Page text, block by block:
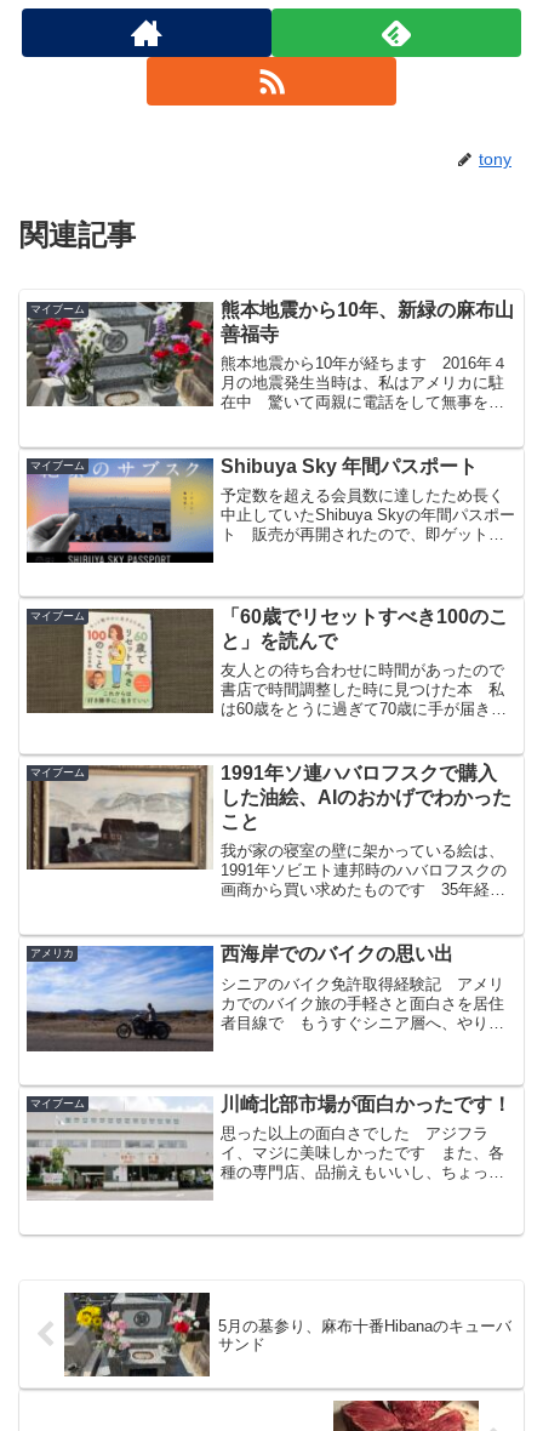
tony
関連記事
マイブーム
熊本地震から10年、新緑の麻布山
善福寺
熊本地震から10年が経ちます 2016年４
月の地震発生当時は、私はアメリカに駐
在中 驚いて両親に電話をして無事を確
と同じように新緑に包まれています
マイブーム Shibuya Sky 年間パスポート
予定数を超える会員数に達したため長く
中止していたShibuya Skyの年間パスポー
ト 販売が再開されたので、即ゲットし
マイブーム
「60歳でリセットすべき100のこ
と」を読んで
友人との待ち合わせに時間があったので
書店で時間調整した時に見つけた本 私
は60歳をとうに過ぎて70歳に手が届きそ
合わせ的な部分が面白く、買いました
マイブーム
1991年ソ連ハバロフスクで購入
した油絵、AIのおかげでわかった
こと
我が家の寝室の壁に架かっている絵は、
1991年ソビエト連邦時のハバロフスクの
画商から買い求めたものです 35年経っ
なので、安堵するとともにとても嬉しく
なりました
アメリカ 西海岸でのバイクの思い出
シニアのバイク免許取得経験記 アメリ
カでのバイク旅の手軽さと面白さを居住
者目線で もうすぐシニア層へ、やりた
マイブーム 川崎北部市場が面白かったです！
思った以上の面白さでした アジフラ
イ、マジに美味しかったです また、各
種の専門店、品揃えもいいし、ちょっと
5月の墓参り、麻布十番Hibanaのキューバ
サンド